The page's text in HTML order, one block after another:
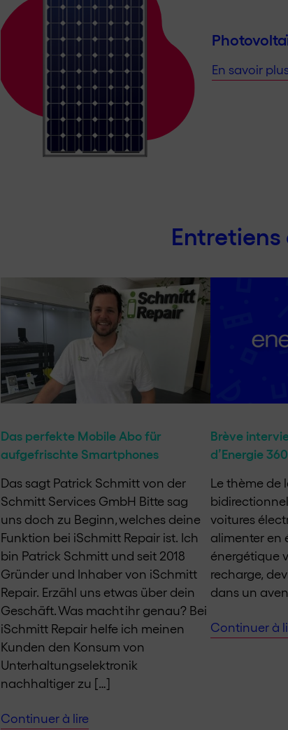
En savoir
Das perfekte Mobile Abo für
aufgefrischte Smartphones
Das sagt Patrick Schmitt von der
Schmitt Services GmbH Bitte sag
uns doch zu Beginn, welches deine
Funktion bei iSchmitt Repair ist. Ich
bin Patrick Schmitt und seit 2018
Gründer und Inhaber von iSchmitt
Repair. Erzähl uns etwas über dein
Geschäft. Was macht ihr genau? Bei
iSchmitt Repair helfe ich meinen
Kunden den Konsum von
Unterhaltungselektronik
nachhaltiger zu […]
Continuer à lire
Brève
d’Energie
Le thème de
voitures
alimenter en
énergétique
recharge,
dans un
Continuer à